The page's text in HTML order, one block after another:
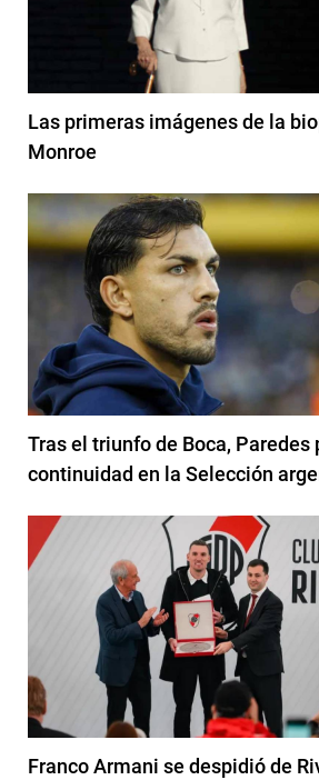
Las primeras imágenes de la
Monroe
Tras el triunfo de Boca, Paredes
continuidad en la Selección
Franco Armani se despidió de